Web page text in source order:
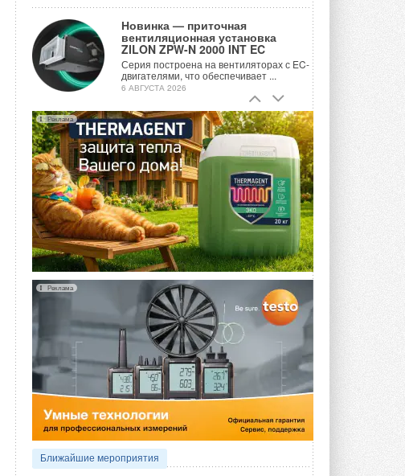
Новинка — приточная
вентиляционная установка
ZILON ZPW-N 2000 INT EC
Серия построена на вентиляторах с EC-
двигателями, что обеспечивает ...
6 АВГУСТА 2026
Учёные ЮУрГУ создали
каскадную установку,
объединяющую солнечную и
геотермальную энергию
Природосберегающие технологии ...
6 АВГУСТА 2026
Для Арктики создали
технологию защиты
ветрогенераторов от аварий
Разработка учитывает влияние
мерзлоты, обледенения и снеговых ...
6 АВГУСТА 2026
Гибридный тепловой насос PV/T
с одним общим испарителем
Исследователи предложили
конструкцию двухисточникового ...
5 АВГУСТА 2026
21-й ежегодный форум
«ЦОД-2026»
Мероприятие пройдет 2-3 сентября в
отеле Radisson Slavyanskaya. Форум
посетит более двух тысяч участников ...
5 АВГУСТА 2026
Реклама
Реклама
Ближайшие мероприятия